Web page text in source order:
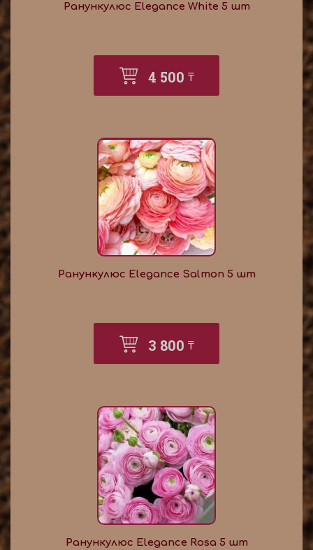
Ранункулюс Elegance White 5 шт
4 500 ₸
Ранункулюс Elegance Salmon 5 шт
3 800 ₸
Ранункулюс Elegance Rosa 5 шт